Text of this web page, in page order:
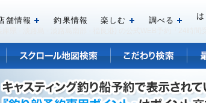
庫県 - 淡路島 - 淡路島南部 - 福良港) の公式WEB予約「24時間
舗情報 開く釣果情報 楽しむ 開く調べる 開く